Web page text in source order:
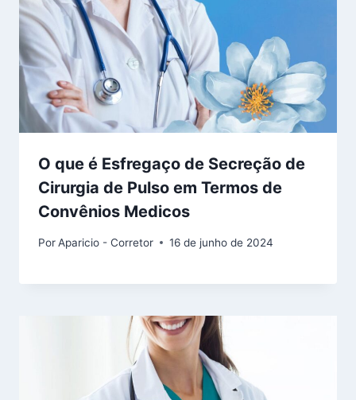
O que é Esfregaço de Secreção de
Cirurgia de Pulso em Termos de
Convênios Medicos
PorAparicio - Corretor 16 de junho de 2024